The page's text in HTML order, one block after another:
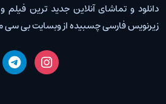
دانلود و تماشای آنلاین جدید ترین
زیرنویس فارسی چسبیده از وبسایت بی سی